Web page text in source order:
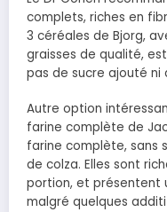
complets, riches en
3 céréales de Bjorg,
graisses de qualité,
pas de sucre ajouté ni
Autre option
farine complète de
farine complète, sans
de colza. Elles sont
portion, et présentent
malgré quelques